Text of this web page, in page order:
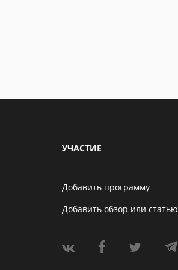
УЧАСТИЕ
Добавить программу
Добавить обзор или статью